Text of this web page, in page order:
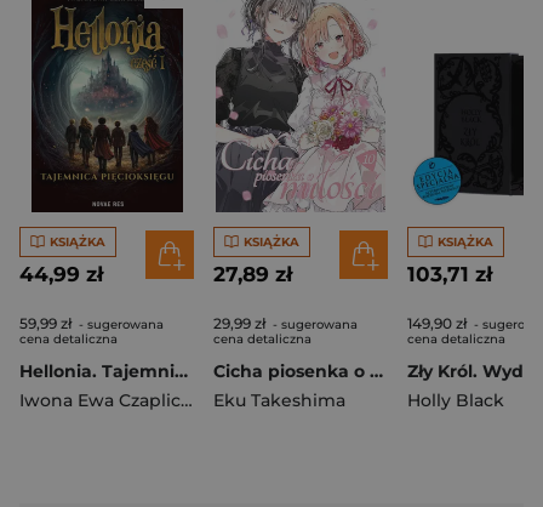
KSIĄŻKA
44,99 zł
59,99 zł - sugerowana
cena detaliczna
Hellonia. Tajemnica Pięcioksięgu. Tom 1
Iwona Ewa Czaplicka
KSIĄŻKA
27,89 zł
29,99 zł - sugerowana
cena detaliczna
Cicha piosenka o miłości. Tom 10
Eku Takeshima
KSIĄŻKA
103,71 zł
149,90 zł -
cena detaliczna
Holly Black